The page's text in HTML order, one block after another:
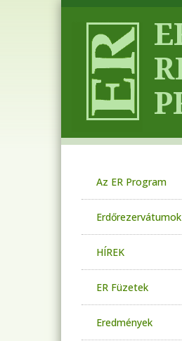
Az ER Program
Erdőrezervátumok
HÍREK
ER Füzetek
Eredmények